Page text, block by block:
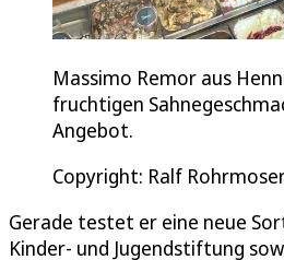
Massimo Remor aus
fruchtigen
Angebot.
Copyright: Ralf
Gerade testet er eine neue
Kinder- und Jugendstiftung